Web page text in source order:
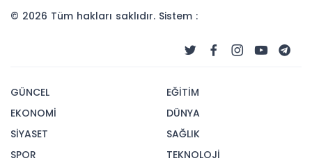
© 2026 Tüm hakları saklıdır. Sistem :
GÜNCEL
EKONOMİ
SİYASET
SPOR
EĞİTİM
DÜNYA
SAĞLIK
TEKNOLOJİ